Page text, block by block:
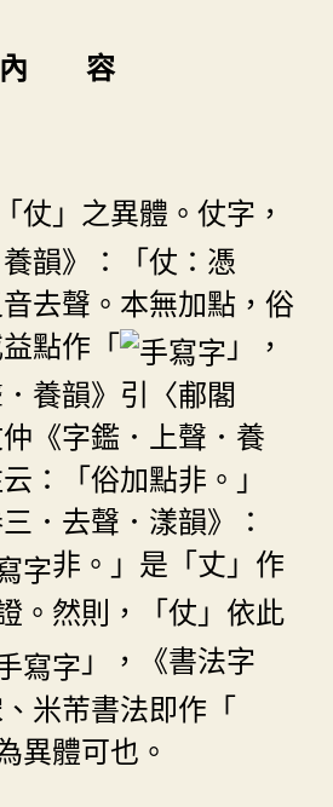
內 容
仗」之異體。仗字，
養韻》：「仗：憑
去聲。本無加點，俗
點作「
」，
養韻》引〈郙閣
《字鑑．上聲．養
：「俗加點非。」
．去聲．漾韻》：
非。」是「丈」作
。然則，「仗」依此
」，《書法字
米芾書法即作「
異體可也。